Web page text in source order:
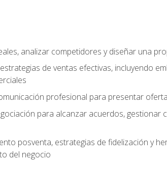
analizar competidores y diseñar una
de ventas efectivas, incluyendo
profesional para presentar
para alcanzar acuerdos,
posventa, estrategias de fidelización y
del negocio